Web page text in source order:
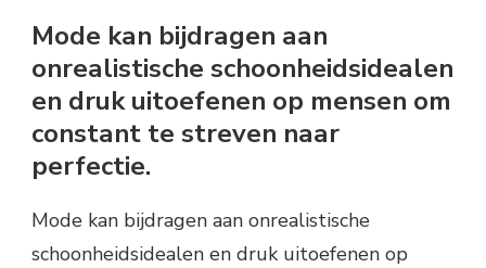
Mode kan bijdragen aan
onrealistische schoonheidsidealen
en druk uitoefenen op mensen om
constant te streven naar
perfectie.
Mode kan bijdragen aan onrealistische
schoonheidsidealen en druk uitoefenen op